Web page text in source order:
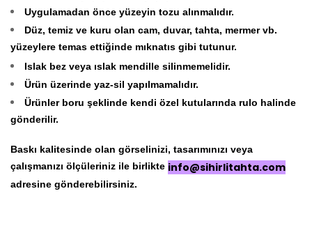
Uygulamadan önce yüzeyin tozu alınmalıdır.
Düz, temiz ve kuru olan cam, duvar, tahta, mermer vb.
yüzeylere temas ettiğinde mıknatıs gibi tutunur.
Islak bez veya ıslak mendille silinmemelidir.
Ürün üzerinde yaz-sil yapılmamalıdır.
Ürünler boru şeklinde kendi özel kutularında rulo halinde
gönderilir.
Baskı kalitesinde olan görselinizi, tasarımınızı veya
çalışmanızı ölçüleriniz ile birlikte info@sihirlitahta.com
adresine gönderebilirsiniz.